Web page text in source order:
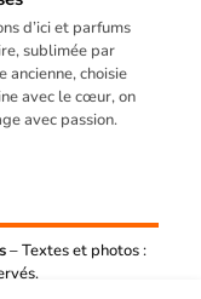
d’ici et parfums
sublimée par
ancienne, choisie
avec le cœur, on
avec passion.
– Textes et photos :